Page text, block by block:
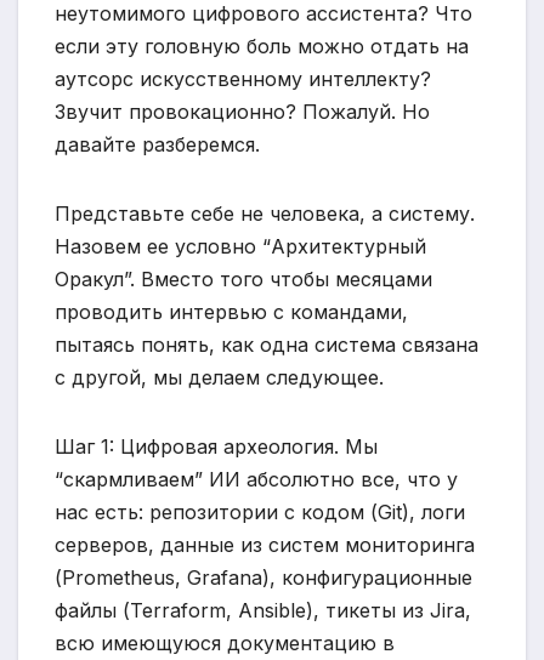
неутомимого цифрового ассистента? Что
если эту головную боль можно отдать на
аутсорс искусственному интеллекту?
Звучит провокационно? Пожалуй. Но
давайте разберемся.
Представьте себе не человека, а систему.
Назовем ее условно “Архитектурный
Оракул”. Вместо того чтобы месяцами
проводить интервью с командами,
пытаясь понять, как одна система связана
с другой, мы делаем следующее.
Шаг 1: Цифровая археология. Мы
“скармливаем” ИИ абсолютно все, что у
нас есть: репозитории с кодом (Git), логи
серверов, данные из систем мониторинга
(Prometheus, Grafana), конфигурационные
файлы (Terraform, Ansible), тикеты из Jira,
всю имеющуюся документацию в